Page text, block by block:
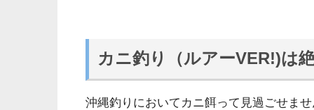
カニ釣り（ルアーVER!)は
沖縄釣りにおいてカニ餌って見過ごせま